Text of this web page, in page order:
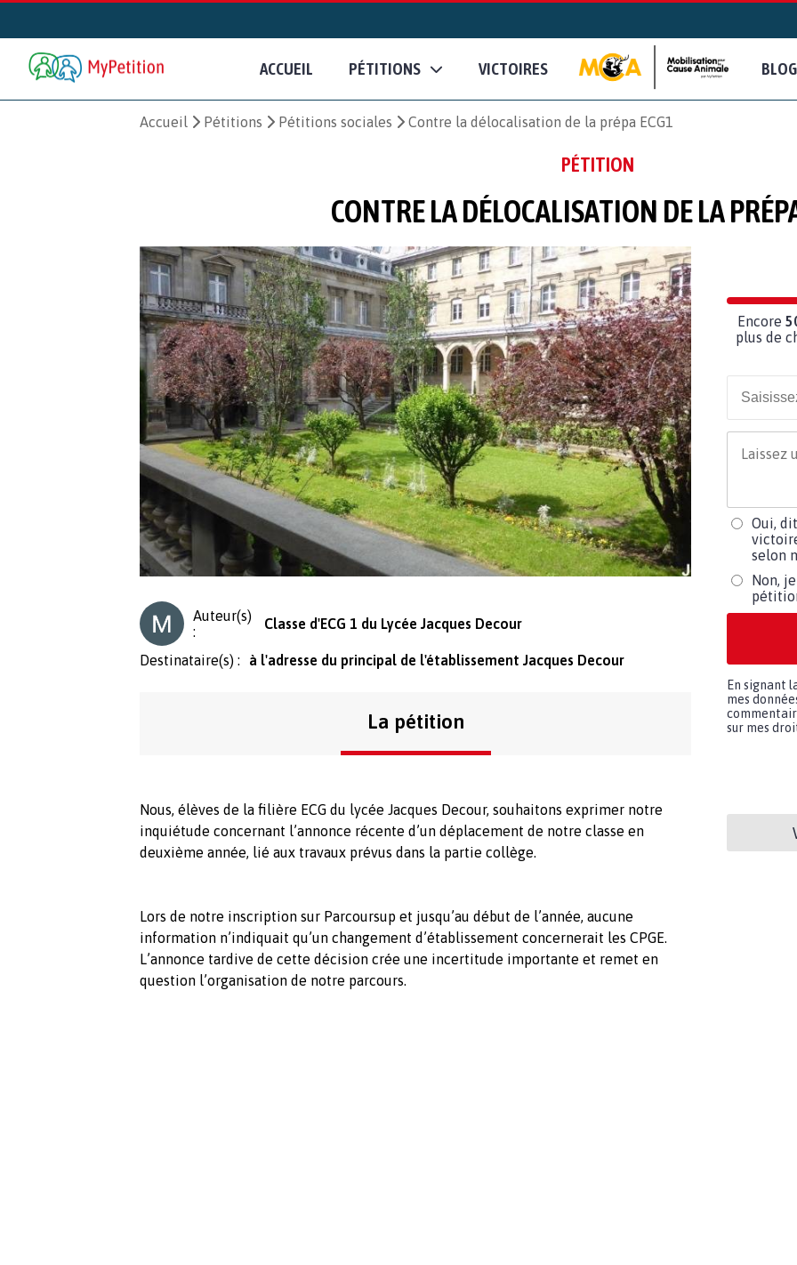
ACCUEIL PÉTITIONS VICTOIRES BLOG
Accueil Pétitions Pétitions sociales Contre la délocalisation de la prépa ECG1
PÉTITION
CONTRE LA DÉLOCALISATION DE LA
Auteur(s)
:
Classe d'ECG 1 du Lycée Jacques Decour
Destinataire(s) : à l'adresse du principal de l'établissement Jacques Decour
La pétition
Nous, élèves de la filière ECG du lycée Jacques Decour, souhaitons exprimer notre
inquiétude concernant l’annonce récente d’un déplacement de notre classe en
deuxième année, lié aux travaux prévus dans la partie collège.
Lors de notre inscription sur Parcoursup et jusqu’au début de l’année, aucune
information n’indiquait qu’un changement d’établissement concernerait les CPGE.
L’annonce tardive de cette décision crée une incertitude importante et remet en
question l’organisation de notre parcours.
Encore
plus de
Oui,
selon
Non,
En signant
mes
sur mes